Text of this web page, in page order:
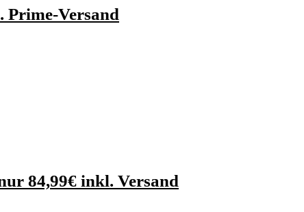
Prime-Versand
84,99€ inkl. Versand